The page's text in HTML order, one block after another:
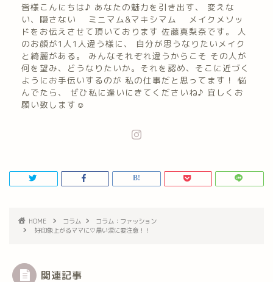
皆様こんにちは♪ あなたの魅力を引き出す、 変えな
い、隠さない ミニマム&マキシマム メイクメソッ
ドをお伝えさせて頂いております 佐藤真梨奈です。 人
のお顔が1人1人違う様に、 自分が思うなりたいメイク
と綺麗がある。 みんなそれぞれ違うからこそ その人が
何を望み、どうなりたいか。それを認め、そこに近づく
ようにお手伝いするのが 私の仕事だと思ってます！ 悩
んでたら、 ぜひ私に逢いにきてくださいね♪ 宜しくお
願い致します☺︎
HOME コラム
コラム：ファッション
好印象上がるママに♡黒い涙に要注意！！
関連記事